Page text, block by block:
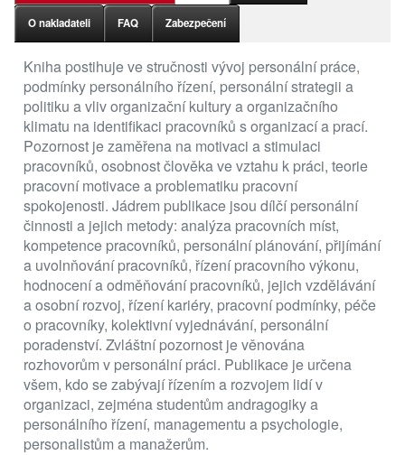
O nakladateli FAQ Zabezpečení
Kniha postihuje ve stručnosti vývoj personální práce,
podmínky personálního řízení, personální strategii a
politiku a vliv organizační kultury a organizačního
klimatu na identifikaci pracovníků s organizací a prací.
Pozornost je zaměřena na motivaci a stimulaci
pracovníků, osobnost člověka ve vztahu k práci, teorie
pracovní motivace a problematiku pracovní
spokojenosti. Jádrem publikace jsou dílčí personální
činnosti a jejich metody: analýza pracovních míst,
kompetence pracovníků, personální plánování, přijímání
a uvolnňování pracovníků, řízení pracovního výkonu,
hodnocení a odměňování pracovníků, jejich vzdělávání
a osobní rozvoj, řízení kariéry, pracovní podmínky, péče
o pracovníky, kolektivní vyjednávání, personální
poradenství. Zvláštní pozornost je věnována
rozhovorům v personální práci. Publikace je určena
všem, kdo se zabývají řízením a rozvojem lidí v
organizaci, zejména studentům andragogiky a
personálního řízení, managementu a psychologie,
personalistům a manažerům.